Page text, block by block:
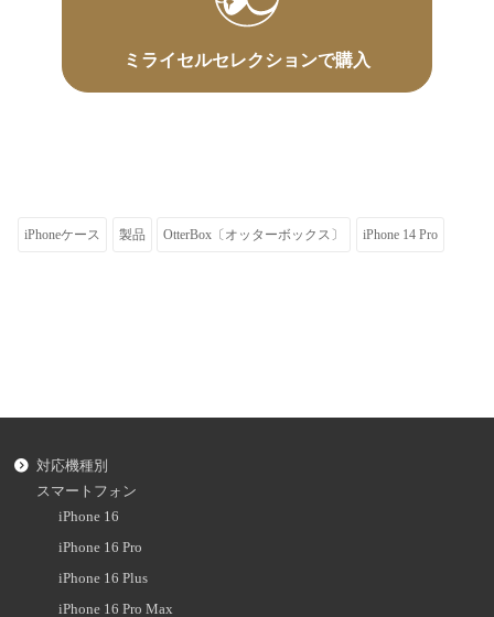
ミライセルセレクションで購入
iPhoneケース 製品 OtterBox〔オッターボックス〕 iPhone 14 Pro
対応機種別
スマートフォン
iPhone 16
iPhone 16 Pro
iPhone 16 Plus
iPhone 16 Pro Max